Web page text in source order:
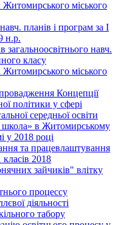
Житомирського міського
планів і програм за І
н.р.
загальноосвітнього навч.
класу
Житомирського міського
Концепції
політики у сфері
середньої освіти
школа» в Житомирському
у 2018 році
та працевлаштування
2018
зайчиків" влітку
процессу
діяльності
табору